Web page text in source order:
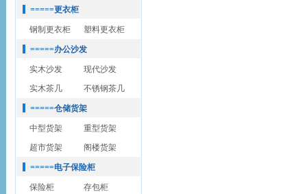
=====更衣柜
钢制更衣柜 塑料更衣柜
=====办公沙发
实木沙发
现代沙发
实木茶几
不锈钢茶几
=====仓储货架
中型货架
重型货架
超市货架
阁楼货架
=====电子保险柜
保险柜 存包柜